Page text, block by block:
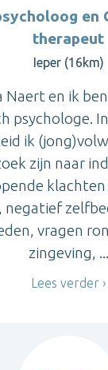
en
therapeut
Ieper (16km)
Naert en ik
psychologe.
ik
zijn naar
klachten
negatief
vragen
zingeving, ...
Lees verder